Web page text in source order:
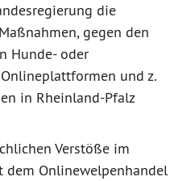
die
gegen den
Hunde- oder
und z.
in Rheinland-Pfalz
Verstöße im
dem Onlinewelpenhandel